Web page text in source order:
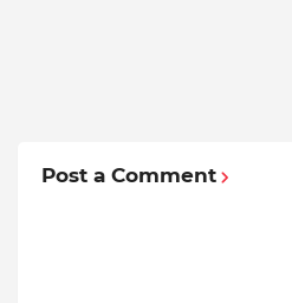
Post a Comment